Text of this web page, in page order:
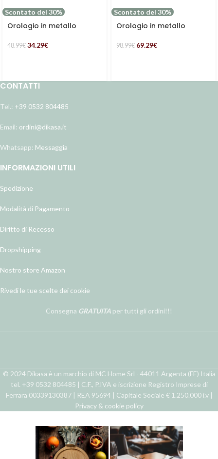
Scontato del 30%
Orologio in metallo
48.99€ 34.29€
Scontato del 30%
Orologio in metallo
98.99€ 69.29€
CONTATTI
Tel.: +39 0532 804485
Email: ordini@dikasa.it
Whatsapp: Messaggia
INFORMAZIONI UTILI
Spedizione
Modalità di Pagamento
Diritto di Recesso
Dropshipping
Nostro store Amazon
Rivedi le tue scelte dei cookie
Consegna GRATUITA per tutti gli ordini!!!
© 2024 Dikasa è un marchio di MC Home Srl - 44011 Argenta (FE) Italia
tel. +39 0532 804485 | C.F., P.IVA e iscrizione Registro Imprese di
Ferrara 00339130387 | REA 95694 | Capitale Sociale € 1.250.000 i.v |
Privacy & cookie policy